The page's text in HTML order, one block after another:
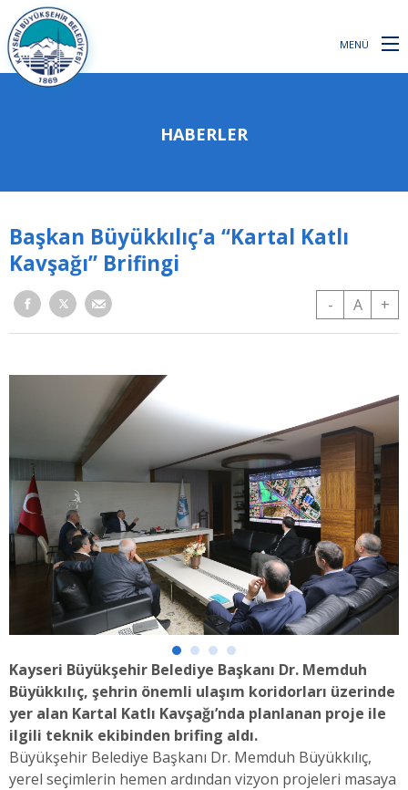
MENÜ
HABERLER
Başkan Büyükkılıç’a “Kartal Katlı
Kavşağı” Brifingi
- A +
Kayseri Büyükşehir Belediye Başkanı Dr. Memduh
Büyükkılıç, şehrin önemli ulaşım koridorları üzerinde
yer alan Kartal Katlı Kavşağı’nda planlanan proje ile
ilgili teknik ekibinden brifing aldı.
Büyükşehir Belediye Başkanı Dr. Memduh Büyükkılıç,
yerel seçimlerin hemen ardından vizyon projeleri masaya